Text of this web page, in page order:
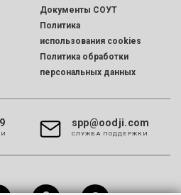
Документы СОУТ
Политика
использования cookies
Политика обработки
персональных данных
spp@oodji.com
CЛУЖБА ПОДДЕРЖКИ